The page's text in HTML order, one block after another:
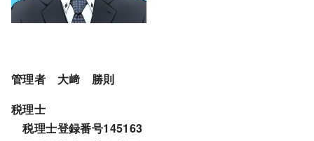
管理者 大﨑 勝則
税理士
税理士登録番号145163